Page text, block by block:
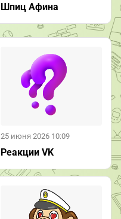
Шпиц Афина
25 июня 2026 10:09
Реакции VK